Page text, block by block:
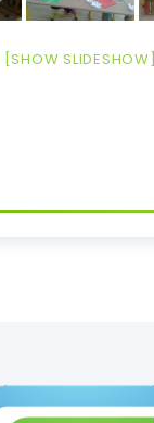
[SHOW SLIDESHOW]